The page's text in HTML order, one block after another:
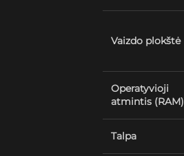
Vaizdo plokštė
Operatyvioji
atmintis (RAM)
Talpa